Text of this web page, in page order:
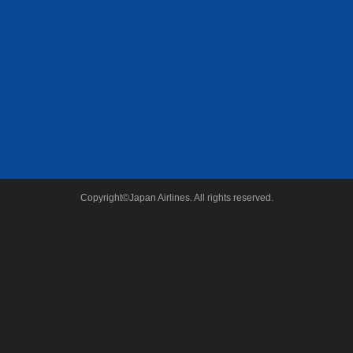
Copyright©Japan Airlines. All rights reserved.